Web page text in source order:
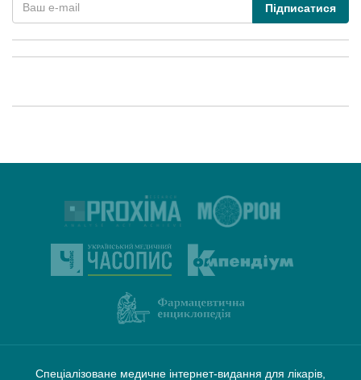
Підписатися
Спеціалізоване медичне інтернет-видання для лікарів,